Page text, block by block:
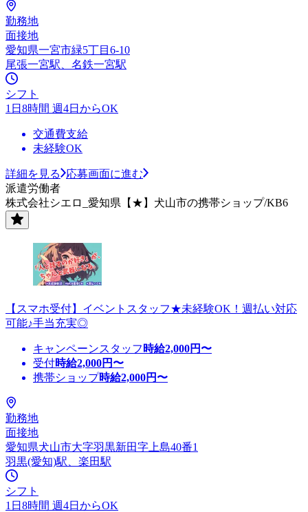
勤務地
面接地
愛知県一宮市緑5丁目6-10
尾張一宮駅、名鉄一宮駅
シフト
1日8時間 週4日からOK
交通費支給
未経験OK
詳細を見る
応募画面に進む
派遣労働者
株式会社シエロ_愛知県【★】犬山市の携帯ショップ/KB6
【スマホ受付】イベントスタッフ★未経験OK！週払い対応
可能♪手当充実◎
キャンペーンスタッフ 時給2,000円〜
受付時給2,000円〜
携帯ショップ時給2,000円〜
勤務地
面接地
愛知県犬山市大字羽黒新田字上島40番1
羽黒(愛知)駅、楽田駅
シフト
1日8時間 週4日からOK